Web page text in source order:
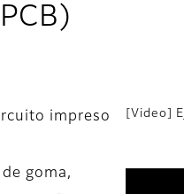
impreso
goma,
[Video]